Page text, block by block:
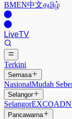
BMEN中文தமிழ்
LiveTV
Terkini
Semasa
NasionalMudah
Selangor
SelangorEXCOADN
Pancawarna